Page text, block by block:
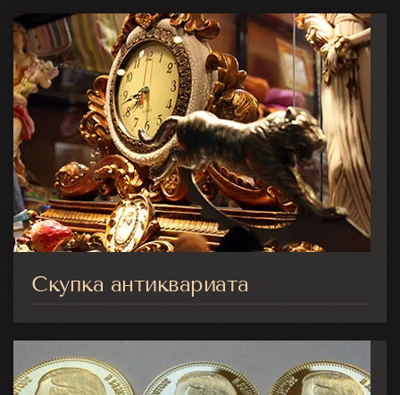
Скупка антиквариата